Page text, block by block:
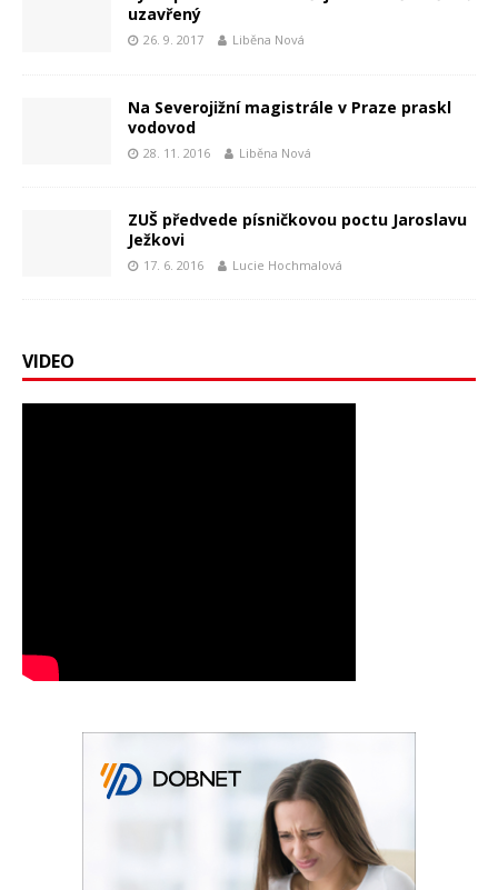
uzavřený
26. 9. 2017 Liběna Nová
Na Severojižní magistrále v Praze praskl
vodovod
28. 11. 2016 Liběna Nová
ZUŠ předvede písničkovou poctu Jaroslavu
Ježkovi
17. 6. 2016 Lucie Hochmalová
VIDEO